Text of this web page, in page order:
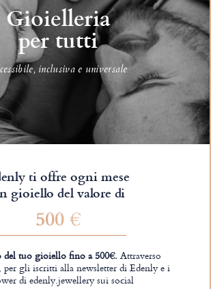
Gioielleria
per tutti
inclusiva e universale
ti offre ogni mese
gioiello del valore di
500 €
del tuo gioiello fino a 500€.Attraverso
per gli iscritti alla newsletter di Edenly e i
di edenly.jewellery sui social